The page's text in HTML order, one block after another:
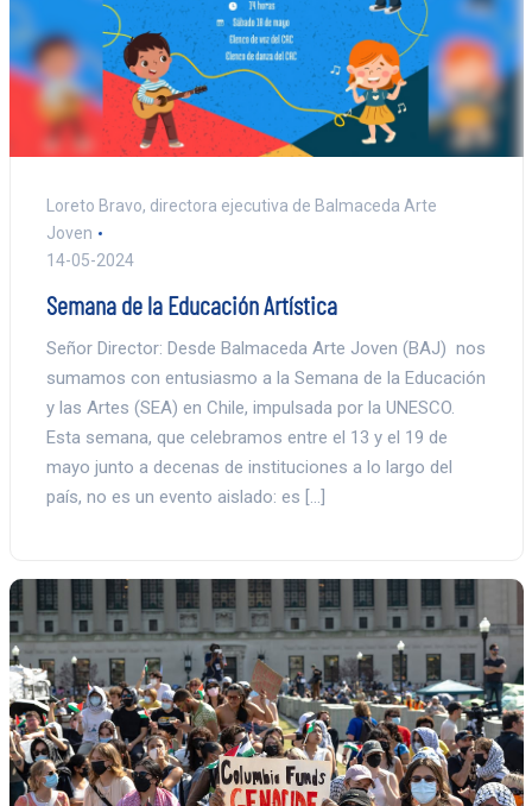
Loreto Bravo, directora ejecutiva de Balmaceda Arte
Joven
14-05-2024
Semana de la Educación Artística
Señor Director: Desde Balmaceda Arte Joven (BAJ) nos
sumamos con entusiasmo a la Semana de la Educación
y las Artes (SEA) en Chile, impulsada por la UNESCO.
Esta semana, que celebramos entre el 13 y el 19 de
mayo junto a decenas de instituciones a lo largo del
país, no es un evento aislado: es […]